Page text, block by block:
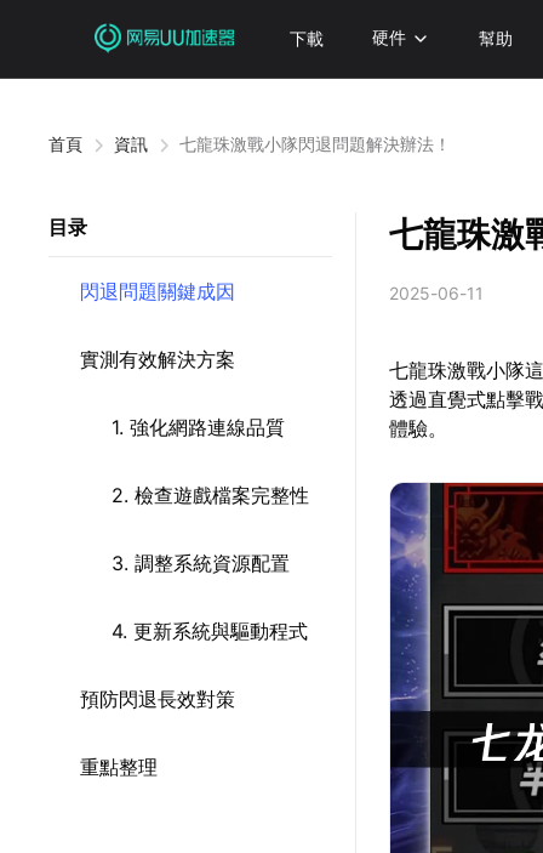
下載 硬件 幫助
首頁 資訊 七龍珠激戰小隊閃退問題解決辦法！
目录
閃退問題關鍵成因
實測有效解決方案
1. 強化網路連線品質
2. 檢查遊戲檔案完整性
3. 調整系統資源配置
4. 更新系統與驅動程式
預防閃退長效對策
重點整理
七龍珠激
2025-06-11
七龍珠激戰小隊
透過直覺式點擊
體驗。